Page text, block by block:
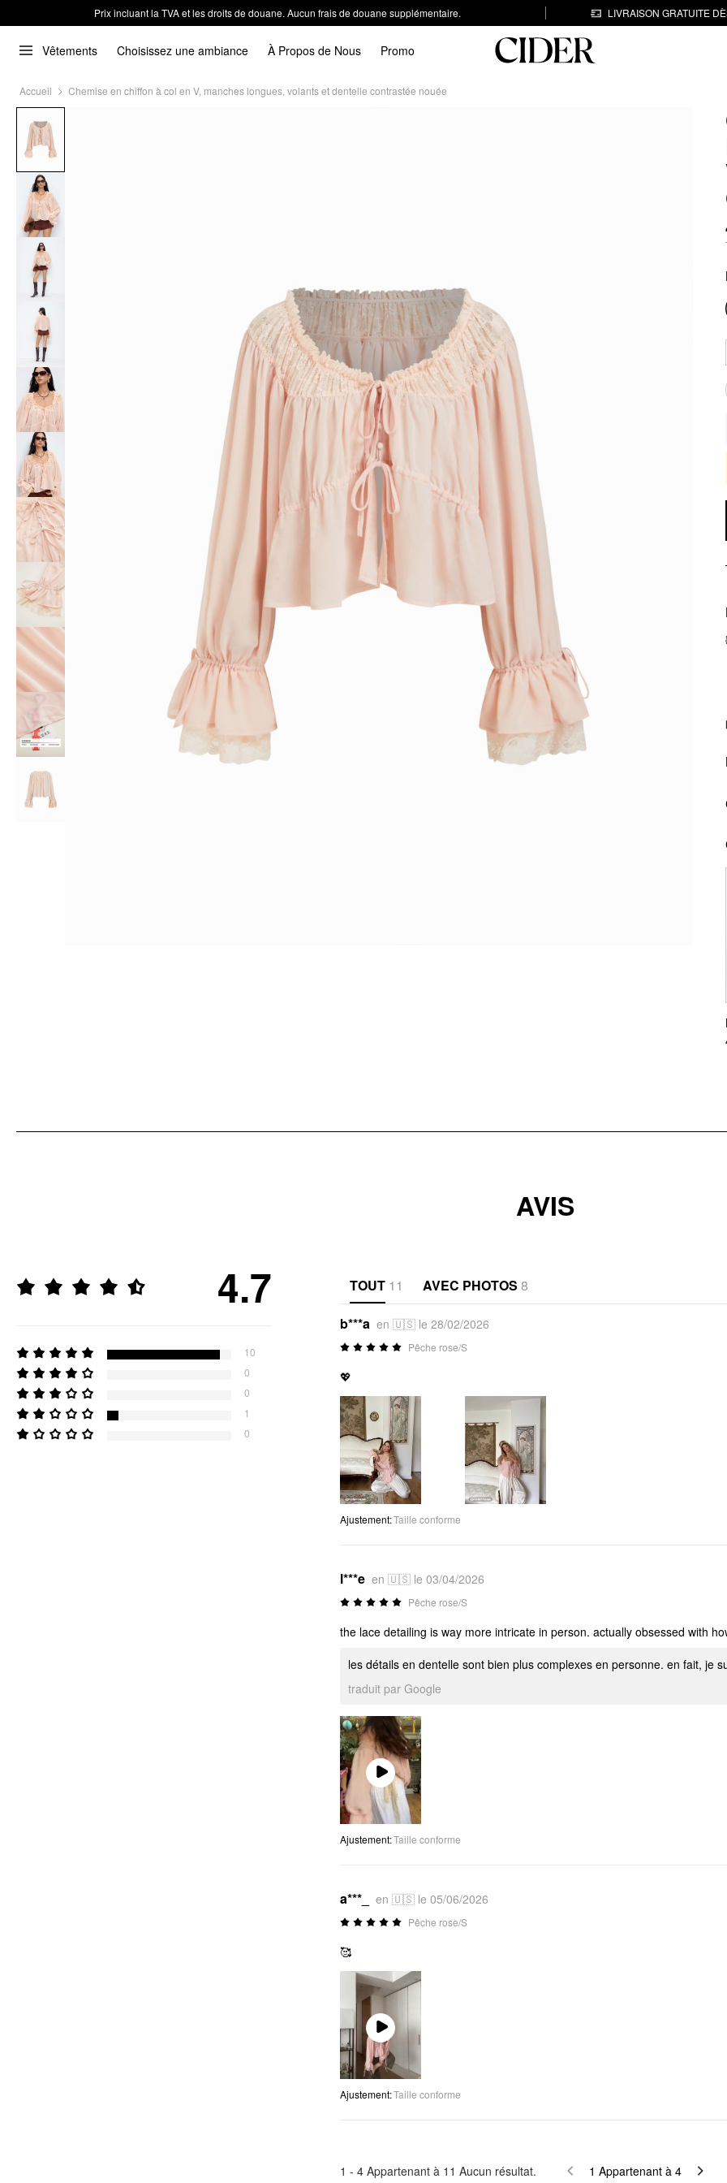
Prix incluant la TVA et les droits de douane. Aucun frais de douane supplémentaire. LIVRAISON GRATUITE
Vêtements Choisissez une ambiance À Propos de Nous Promo
Accueil Chemise en chiffon à col en V, manches longues, volants et dentelle contrastée nouée
AVIS
4.7
10
0
0
1
0
TOUT 11 AVEC PHOTOS 8
b***a en 🇺🇸 le 28/02/2026
Pêche rose/S
💖
Ajustement:Taille conforme
l***e en 🇺🇸 le 03/04/2026
Pêche rose/S
the lace detailing is way more intricate in person. actually obsessed with
les détails en dentelle sont bien plus complexes en personne. en fait, je
traduit par Google
Play
Video
Ajustement:Taille conforme
a***_ en 🇺🇸 le 05/06/2026
Pêche rose/S
🥰
Play
Video
Ajustement:Taille conforme
1 - 4 Appartenant à 11 Aucun résultat. 1 Appartenant à 4